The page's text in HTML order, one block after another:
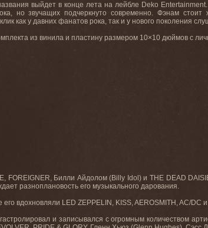
выйдет в конце лета на лейбле Deko
но звучащих подчеркнуто современно. Фэнам
как у давних фанатов рока, так и у нового поколения
из винила и пластину размером 10×10 дюймов с
FOREIGNER, Билли Айдолом (Billy Idol) и THE DEAD
разноплановость его музыкального дарования.
вдохновляли LED ZEPPELIN, KISS, AEROSMITH, AC/DC
и записывался с огромным количеством